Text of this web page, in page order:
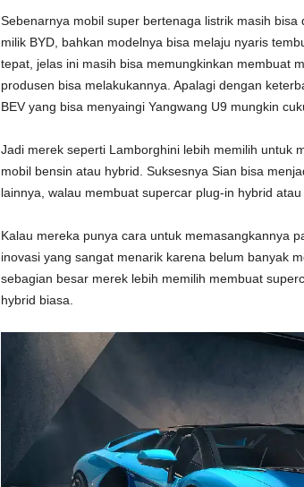
Sebenarnya mobil super bertenaga listrik masih
milik BYD, bahkan modelnya bisa melaju nyaris
tepat, jelas ini masih bisa memungkinkan membuat
produsen bisa melakukannya. Apalagi dengan
BEV yang bisa menyaingi Yangwang U9 mungkin
Jadi merek seperti Lamborghini lebih memilih untuk
mobil bensin atau hybrid. Suksesnya Sian bisa
lainnya, walau membuat supercar plug-in hybrid atau
Kalau mereka punya cara untuk memasangkannya
inovasi yang sangat menarik karena belum banyak
sebagian besar merek lebih memilih membuat
hybrid biasa.